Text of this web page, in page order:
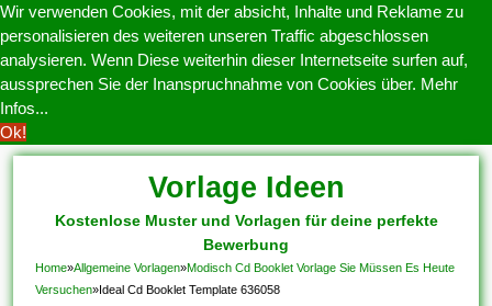
Wir verwenden Cookies, mit der absicht, Inhalte und Reklame zu
personalisieren des weiteren unseren Traffic abgeschlossen
analysieren. Wenn Diese weiterhin dieser Internetseite surfen auf,
aussprechen Sie der Inanspruchnahme von Cookies über. Mehr
Infos...
Ok!
Vorlage Ideen
Kostenlose Muster und Vorlagen für deine perfekte
Bewerbung
Home»Allgemeine Vorlagen»Modisch Cd Booklet Vorlage Sie Müssen Es Heute
Versuchen»Ideal Cd Booklet Template 636058